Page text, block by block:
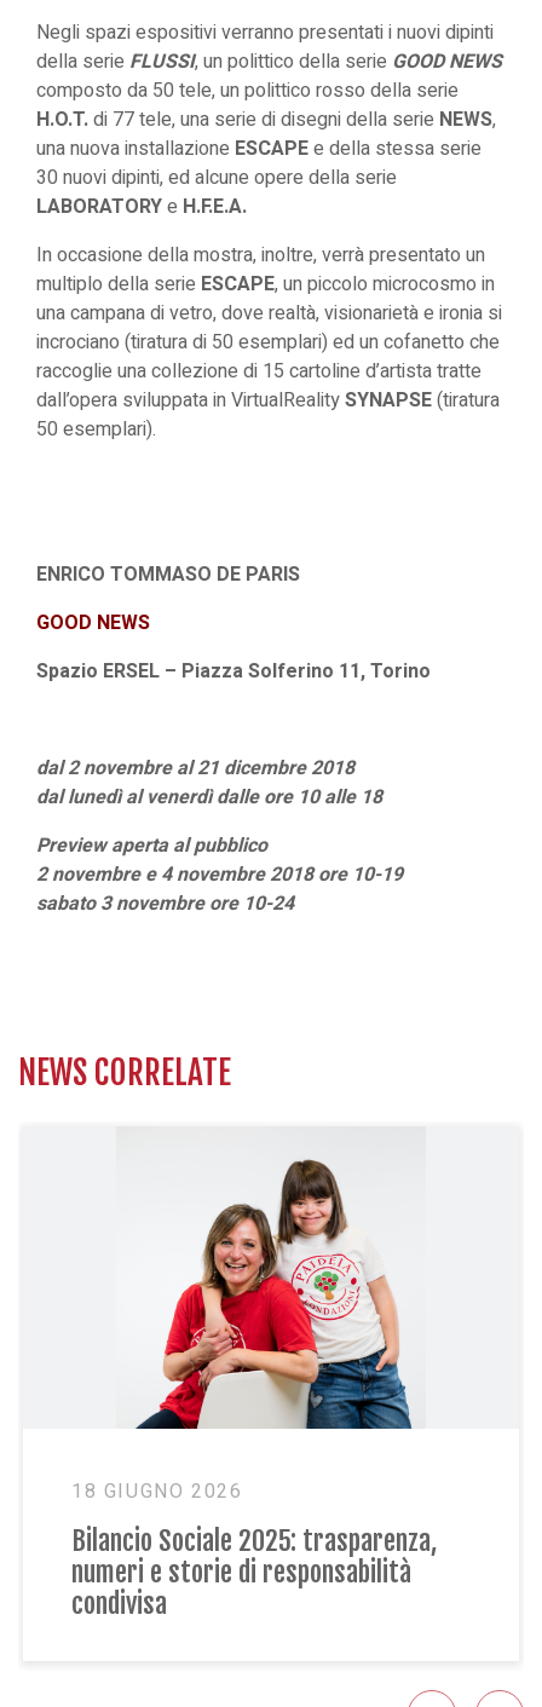
Negli spazi espositivi verranno presentati i nuovi dipinti
della serie FLUSSI, un polittico della serie GOOD NEWS
composto da 50 tele, un polittico rosso della serie
H.O.T.di 77 tele, una serie di disegni della serie NEWS,
una nuova installazione ESCAPEe della stessa serie
30 nuovi dipinti, ed alcune opere della serie
LABORATORYe H.F.E.A.
In occasione della mostra, inoltre, verrà presentato un
multiplo della serie ESCAPE, un piccolo microcosmo in
una campana di vetro, dove realtà, visionarietà e ironia si
incrociano (tiratura di 50 esemplari) ed un cofanetto che
raccoglie una collezione di 15 cartoline d’artista tratte
dall’opera sviluppata in VirtualRealitySYNAPSE(tiratura
50 esemplari).
ENRICO TOMMASO DE PARIS
GOOD NEWS
Spazio ERSEL – Piazza Solferino 11, Torino
dal 2 novembre al 21 dicembre 2018
dal lunedì al venerdì dalle ore 10 alle 18
Preview aperta al pubblico
2 novembre e 4 novembre 2018 ore 10-19
sabato 3 novembre ore 10-24
NEWS CORRELATE
18 GIUGNO 2026
Bilancio Sociale 2025: trasparenza,
numeri e storie di responsabilità
condivisa